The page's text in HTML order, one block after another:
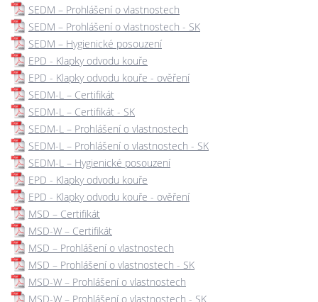
SEDM – Prohlášení o vlastnostech
SEDM – Prohlášení o vlastnostech - SK
SEDM – Hygienické posouzení
EPD - Klapky odvodu kouře
EPD - Klapky odvodu kouře - ověření
SEDM-L – Certifikát
SEDM-L – Certifikát - SK
SEDM-L – Prohlášení o vlastnostech
SEDM-L – Prohlášení o vlastnostech - SK
SEDM-L – Hygienické posouzení
EPD - Klapky odvodu kouře
EPD - Klapky odvodu kouře - ověření
MSD – Certifikát
MSD-W – Certifikát
MSD – Prohlášení o vlastnostech
MSD – Prohlášení o vlastnostech - SK
MSD-W – Prohlášení o vlastnostech
MSD-W – Prohlášení o vlastnostech - SK